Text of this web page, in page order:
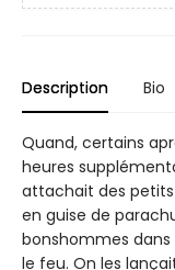
Description Bio
Quand, certains
heures
attachait des petits
en guise de
bonshommes
le feu. On les